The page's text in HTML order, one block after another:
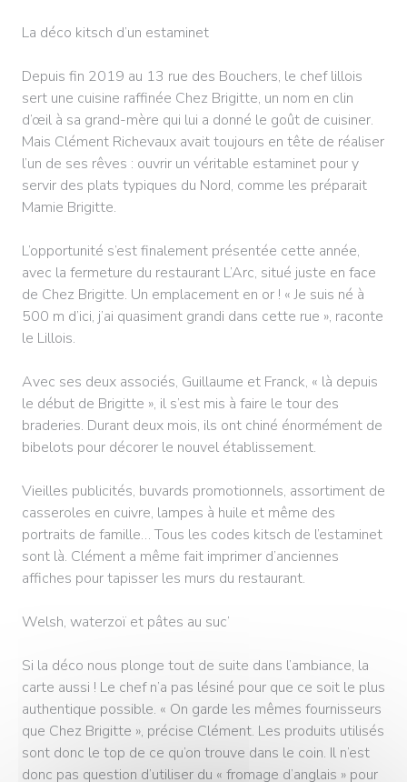
La déco kitsch d’un estaminet
Depuis fin 2019 au 13 rue des Bouchers, le chef lillois
sert une cuisine raffinée Chez Brigitte, un nom en clin
d’œil à sa grand-mère qui lui a donné le goût de cuisiner.
Mais Clément Richevaux avait toujours en tête de réaliser
l’un de ses rêves : ouvrir un véritable estaminet pour y
servir des plats typiques du Nord, comme les préparait
Mamie Brigitte.
L’opportunité s’est finalement présentée cette année,
avec la fermeture du restaurant L’Arc, situé juste en face
de Chez Brigitte. Un emplacement en or ! « Je suis né à
500 m d’ici, j’ai quasiment grandi dans cette rue », raconte
le Lillois.
Avec ses deux associés, Guillaume et Franck, « là depuis
le début de Brigitte », il s’est mis à faire le tour des
braderies. Durant deux mois, ils ont chiné énormément de
bibelots pour décorer le nouvel établissement.
Vieilles publicités, buvards promotionnels, assortiment de
casseroles en cuivre, lampes à huile et même des
portraits de famille… Tous les codes kitsch de l’estaminet
sont là. Clément a même fait imprimer d’anciennes
affiches pour tapisser les murs du restaurant.
Welsh, waterzoï et pâtes au suc’
Si la déco nous plonge tout de suite dans l’ambiance, la
carte aussi ! Le chef n’a pas lésiné pour que ce soit le plus
authentique possible. « On garde les mêmes fournisseurs
que Chez Brigitte », précise Clément. Les produits utilisés
sont donc le top de ce qu’on trouve dans le coin. Il n’est
donc pas question d’utiliser du « fromage d’anglais » pour